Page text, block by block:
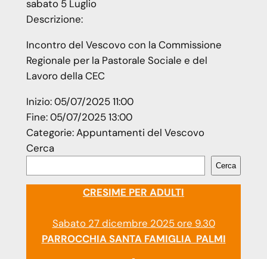
sabato 5 Luglio
Descrizione:
Incontro del Vescovo con la Commissione
Regionale per la Pastorale Sociale e del
Lavoro della CEC
Inizio:05/07/2025 11:00
Fine:05/07/2025 13:00
Categorie:Appuntamenti del Vescovo
Cerca
Cerca
CRESIME PER ADULTI
Sabato 27 dicembre 2025 ore 9.30
PARROCCHIA SANTA FAMIGLIA PALMI